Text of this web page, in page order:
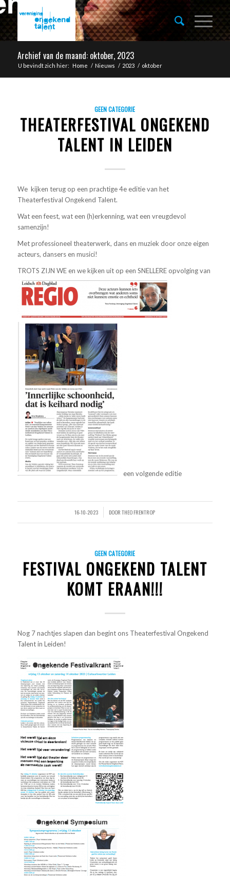
Archief van de maand: oktober, 2023
U bevindt zich hier: Home / Nieuws / 2023 / oktober
GEEN CATEGORIE
THEATERFESTIVAL ONGEKEND
TALENT IN LEIDEN
We kijken terug op een prachtige 4e editie van het
Theaterfestival Ongekend Talent.
Wat een feest, wat een (h)erkenning, wat een vreugdevol
samenzijn!
Met professioneel theaterwerk, dans en muziek door onze eigen
acteurs, dansers en musici!
TROTS ZIJN WE en we kijken uit op een SNELLERE opvolging van
een volgende editie
16-10-2023 DOORTHEO FRENTROP
GEEN CATEGORIE
FESTIVAL ONGEKEND TALENT
KOMT ERAAN!!!
Nog 7 nachtjes slapen dan begint ons Theaterfestival Ongekend
Talent in Leiden!